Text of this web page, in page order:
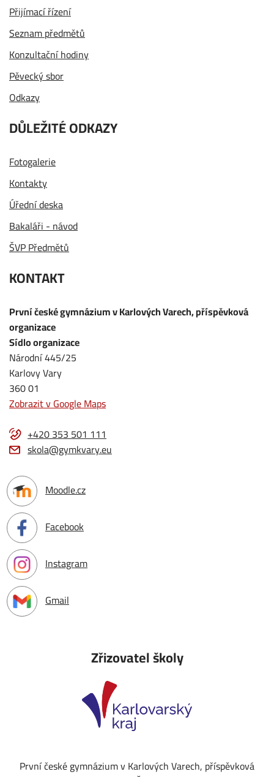
Přijímací řízení
Seznam předmětů
Konzultační hodiny
Pěvecký sbor
Odkazy
DŮLEŽITÉ ODKAZY
Fotogalerie
Kontakty
Úřední deska
Bakaláři - návod
ŠVP Předmětů
KONTAKT
První české gymnázium v Karlových Varech, příspěvková
organizace
Sídlo organizace
Národní 445/25
Karlovy Vary
360 01
Zobrazit v Google Maps
+420 353 501 111
skola@gymkvary.eu
Moodle.cz
Facebook
Instagram
Gmail
Zřizovatel školy
První české gymnázium v Karlových Varech, příspěvková